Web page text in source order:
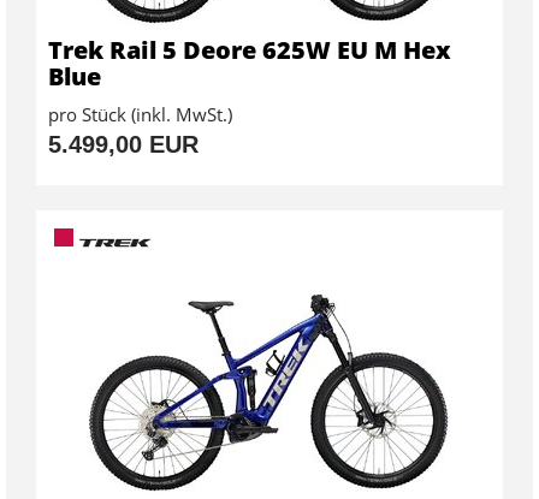
Trek Rail 5 Deore 625W EU M Hex
Blue
pro Stück (inkl. MwSt.)
5.499,00 EUR